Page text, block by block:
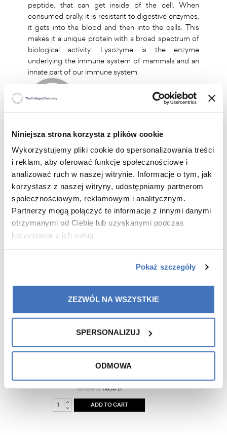
Niniejsza strona korzysta z plików cookie
Wykorzystujemy pliki cookie do spersonalizowania treści
i reklam, aby oferować funkcje społecznościowe i
analizować ruch w naszej witrynie. Informacje o tym, jak
korzystasz z naszej witryny, udostępniamy partnerom
społecznościowym, reklamowym i analitycznym.
Partnerzy mogą połączyć te informacje z innymi danymi
otrzymanymi od Ciebie lub uzyskanymi podczas
korzystania z ich usług.
Pokaż szczegóły
ZEZWÓL NA WSZYSTKIE
SPERSONALIZUJ
ODMOWA
peptide, that can get inside of the cell. When
consumed orally, it is resistant to digestive enzymes,
it gets into the blood and then into the cells. This
makes it a unique protein with a broad spectrum of
biological activity. Lysozyme is the enzyme
underlying the immune system of mammals and an
innate part of our immune system.
Recommended for you
-15%
SlimCol
139,00 zł 118,15 zł
ADD TO CART